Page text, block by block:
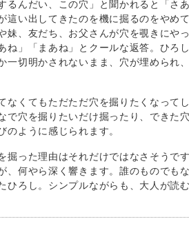
るんだい、この穴」と聞かれると「さあ
這い出してきたのを機に掘るのをやめて
妹、友だち、お父さんが穴を覗きにや
ね」「まあね」とクールな返答。ひろ
一切明かされないまま、穴が埋められ
なくてもただただ穴を掘りたくなって
で穴を掘りたいだけ掘ったり、できた
のように感じられます。
掘った理由はそれだけではなさそうで
、何やら深く響きます。誰のものでも
ひろし。シンプルながらも、大人が読